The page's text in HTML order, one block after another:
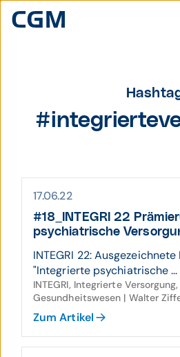
17.06.22
#18_INTEGRI 22
psychiatrische
INTEGRI 22:
"Integrierte psychiatrische ...
INTEGRI, Integrierte
Gesundheitswesen | Walter
Zum Artikel